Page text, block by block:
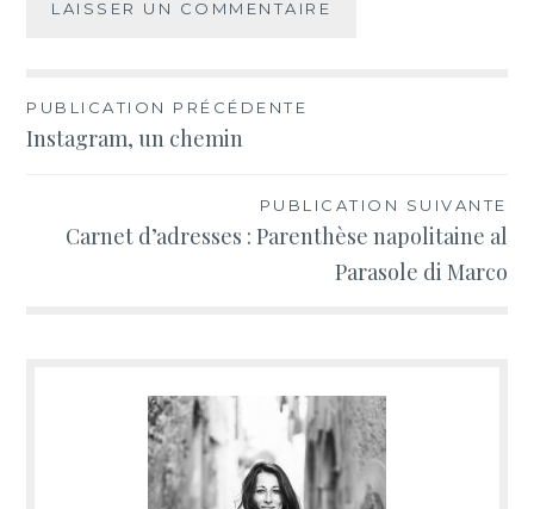
Navigation
de
PUBLICATION PRÉCÉDENTE
Instagram, un chemin
PUBLICATION SUIVANTE
Carnet d’adresses : Parenthèse napolitaine al
Parasole di Marco